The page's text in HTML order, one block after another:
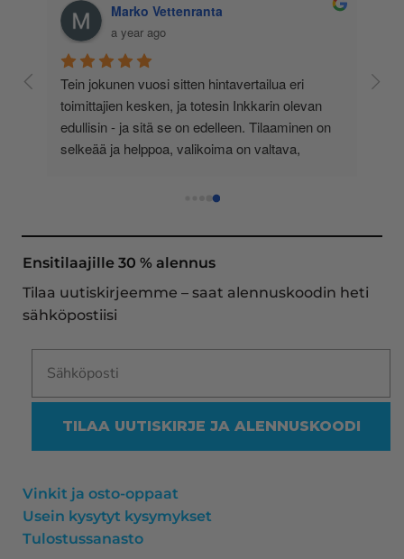
Marko Vettenranta
a year ago
Tein jokunen vuosi sitten hintavertailua eri
toimittajien kesken, ja totesin Inkkarin olevan
edullisin - ja sitä se on edelleen. Tilaaminen on
selkeää ja helppoa, valikoima on valtava,
asiakaspalvelu todella ripeää (s-postin kautta) ja
oli noudettavissa postin lokerosta tänään!! En
näe mitään syytä vaihtaa toimittajaa. Kaikki on
ollut mitään moitittavaa! Lämmin suositus!
Ensitilaajille 30 % alennus
Tilaa uutiskirjeemme – saat alennuskoodin heti
sähköpostiisi
TILAA UUTISKIRJE JA ALENNUSKOODI
Vinkit ja osto-oppaat
Usein kysytyt kysymykset
Tulostussanasto